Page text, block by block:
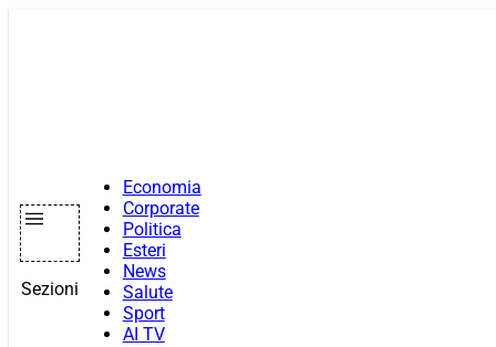
Sezioni
Economia
Corporate
Politica
Esteri
News
Salute
Sport
AI TV